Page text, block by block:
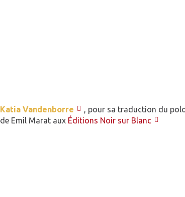
Katia Vandenborre , pour sa traduction du
de Emil Marat aux Éditions Noir sur Blanc